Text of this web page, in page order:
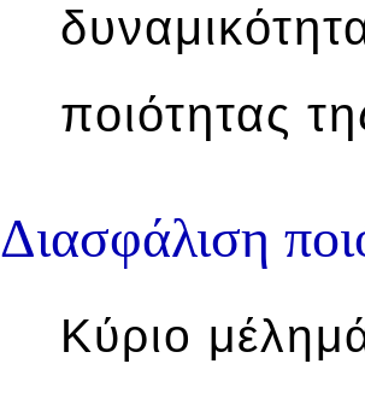
ποιότητας
Διασφάλιση
Κύριο